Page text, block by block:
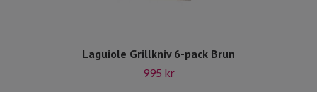
Laguiole Grillkniv 6-pack Brun
995 kr